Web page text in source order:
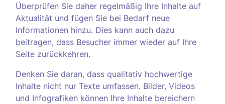
Überprüfen Sie daher regelmäßig Ihre Inhalte auf
Aktualität und fügen Sie bei Bedarf neue
Informationen hinzu. Dies kann auch dazu
beitragen, dass Besucher immer wieder auf Ihre
Seite zurückkehren.
Denken Sie daran, dass qualitativ hochwertige
Inhalte nicht nur Texte umfassen. Bilder, Videos
und Infografiken können Ihre Inhalte bereichern